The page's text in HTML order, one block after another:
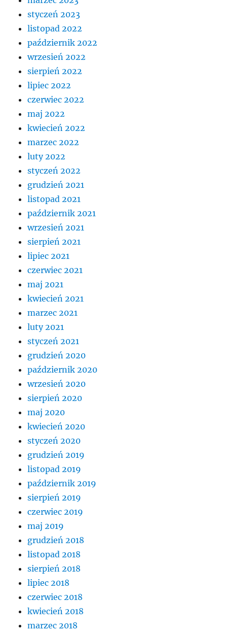
styczeń 2023
listopad 2022
październik 2022
wrzesień 2022
sierpień 2022
lipiec 2022
czerwiec 2022
maj 2022
kwiecień 2022
marzec 2022
luty 2022
styczeń 2022
grudzień 2021
listopad 2021
październik 2021
wrzesień 2021
sierpień 2021
lipiec 2021
czerwiec 2021
maj 2021
kwiecień 2021
marzec 2021
luty 2021
styczeń 2021
grudzień 2020
październik 2020
wrzesień 2020
sierpień 2020
maj 2020
kwiecień 2020
styczeń 2020
grudzień 2019
listopad 2019
październik 2019
sierpień 2019
czerwiec 2019
maj 2019
grudzień 2018
listopad 2018
sierpień 2018
lipiec 2018
czerwiec 2018
kwiecień 2018
marzec 2018